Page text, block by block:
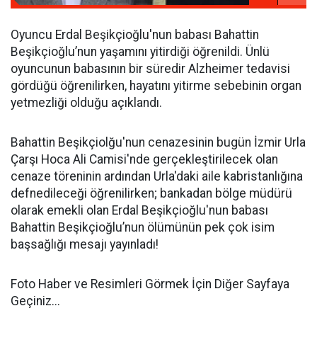
Oyuncu Erdal Beşikçioğlu'nun babası Bahattin
Beşikçioğlu’nun yaşamını yitirdiği öğrenildi. Ünlü
oyuncunun babasının bir süredir Alzheimer tedavisi
gördüğü öğrenilirken, hayatını yitirme sebebinin organ
yetmezliği olduğu açıklandı.
Bahattin Beşikçiolğu'nun cenazesinin bugün İzmir Urla
Çarşı Hoca Ali Camisi'nde gerçekleştirilecek olan
cenaze töreninin ardından Urla'daki aile kabristanlığına
defnedileceği öğrenilirken; bankadan bölge müdürü
olarak emekli olan Erdal Beşikçioğlu'nun babası
Bahattin Beşikçioğlu’nun ölümünün pek çok isim
başsağlığı mesajı yayınladı!
Foto Haber ve Resimleri Görmek İçin Diğer Sayfaya
Geçiniz...